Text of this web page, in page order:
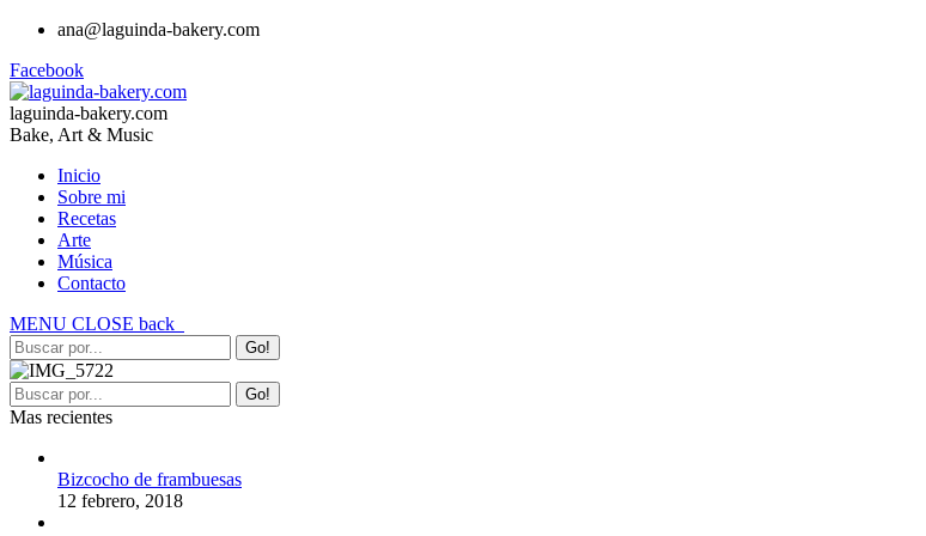
ana@laguinda-bakery.com
Facebook
laguinda-bakery.com
Bake, Art & Music
Inicio
Sobre mi
Recetas
Arte
Música
Contacto
MENU CLOSE back
Mas recientes
Bizcocho de frambuesas
12 febrero, 2018